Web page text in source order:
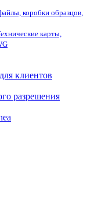
коробки образцов,
карты,
клиентов
разрешения